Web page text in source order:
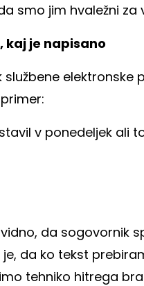
smo jim hvaležni za
kaj je napisano
v ponedeljek ali
da sogovornik
je, da ko tekst
tehniko hitrega